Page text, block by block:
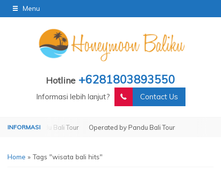
Menu
Hotline +6281803893550
Informasi lebih lanjut? Contact Us
by Pandu Bali Tour Operated by Pandu Bali Tour
Home » Tags "wisata bali hits"